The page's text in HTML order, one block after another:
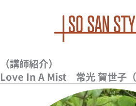
（講師紹介）
Love In A Mist 常光 賀世子（